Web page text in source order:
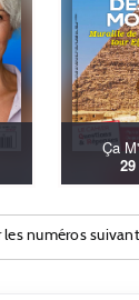
Ça
numéros